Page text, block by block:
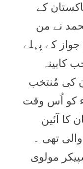
کے
نے من
کے پہلے
کابينہ
کی مُنتخب
کو 24 اکتوبر 1954ء کو اُس وقت
کا آئين
تھی ۔
مولوی